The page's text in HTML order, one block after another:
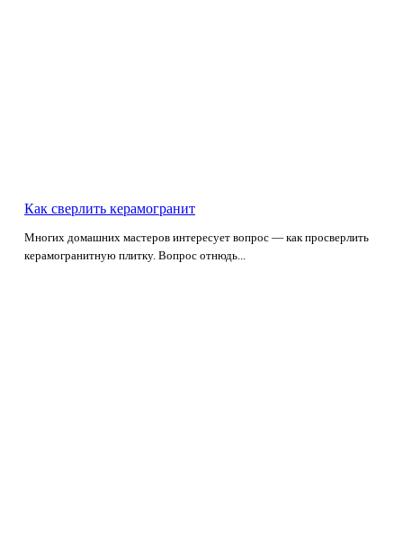
Как сверлить керамогранит
Многих домашних мастеров интересует вопрос — как просверлить
керамогранитную плитку. Вопрос отнюдь...